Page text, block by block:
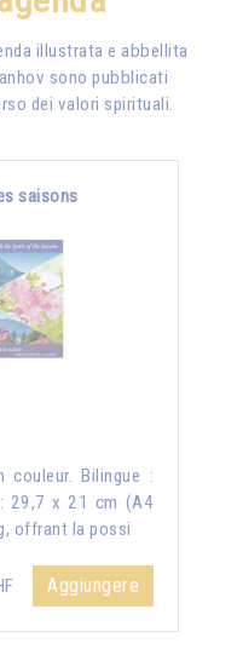
illustrata e abbellita
sono pubblicati
dei valori spirituali.
saisons
couleur. Bilingue :
29,7 x 21 cm (A4
offrant la possi
Aggiungere